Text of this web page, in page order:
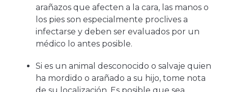
arañazos que afecten a la cara, las manos o
los pies son especialmente proclives a
infectarse y deben ser evaluados por un
médico lo antes posible.
Si es un animal desconocido o salvaje quien
ha mordido o arañado a su hijo, tome nota